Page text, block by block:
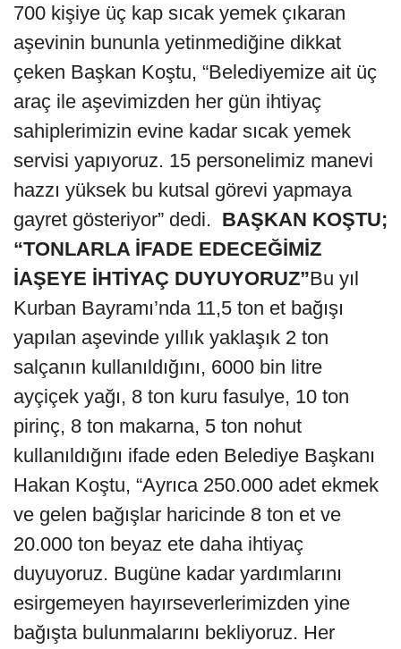
700 kişiye üç kap sıcak yemek çıkaran
aşevinin bununla yetinmediğine dikkat
çeken Başkan Koştu, “Belediyemize ait üç
araç ile aşevimizden her gün ihtiyaç
sahiplerimizin evine kadar sıcak yemek
servisi yapıyoruz. 15 personelimiz manevi
hazzı yüksek bu kutsal görevi yapmaya
gayret gösteriyor” dedi. BAŞKAN KOŞTU;
“TONLARLA İFADE EDECEĞİMİZ
İAŞEYE İHTİYAÇ DUYUYORUZ”Bu yıl
Kurban Bayramı’nda 11,5 ton et bağışı
yapılan aşevinde yıllık yaklaşık 2 ton
salçanın kullanıldığını, 6000 bin litre
ayçiçek yağı, 8 ton kuru fasulye, 10 ton
pirinç, 8 ton makarna, 5 ton nohut
kullanıldığını ifade eden Belediye Başkanı
Hakan Koştu, “Ayrıca 250.000 adet ekmek
ve gelen bağışlar haricinde 8 ton et ve
20.000 ton beyaz ete daha ihtiyaç
duyuyoruz. Bugüne kadar yardımlarını
esirgemeyen hayırseverlerimizden yine
bağışta bulunmalarını bekliyoruz. Her